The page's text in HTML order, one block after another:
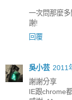
一次問那麼
謝!
回覆
吳小芸 2011
謝謝分享
IE跟chrome